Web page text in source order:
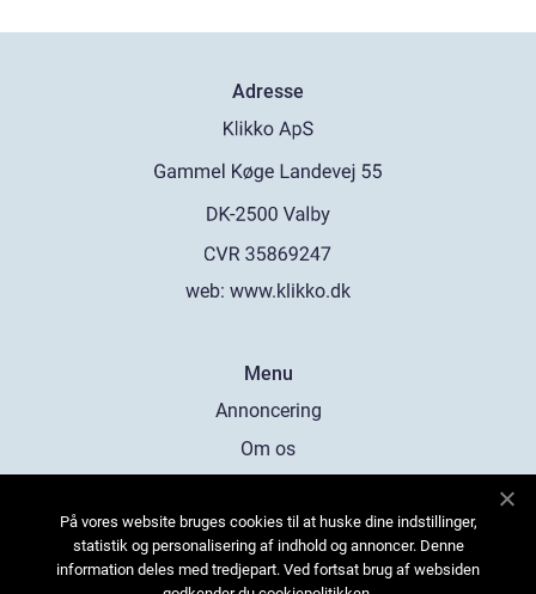
Adresse
web: www.klikko.dk
Menu
Annoncering
Om os
Kontakt os
Sitemap
På vores website bruges cookies til at huske dine indstillinger,
statistik og personalisering af indhold og annoncer. Denne
information deles med tredjepart. Ved fortsat brug af websiden